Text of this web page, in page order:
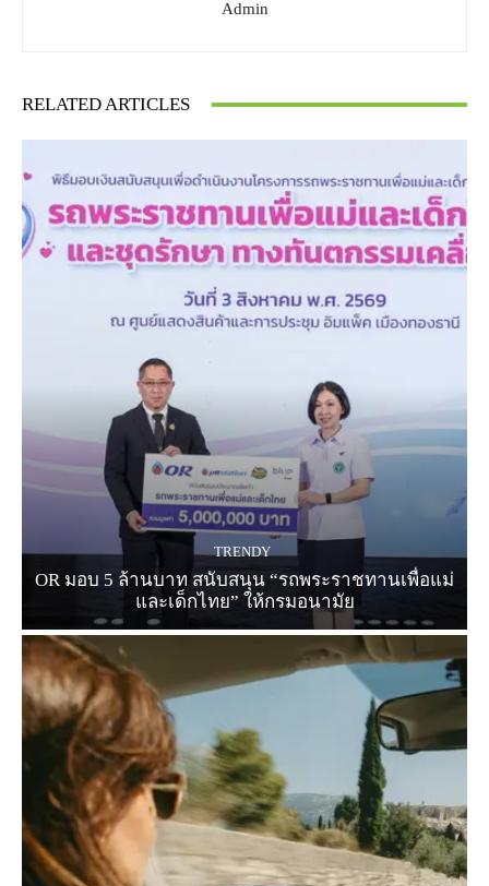
Admin
RELATED ARTICLES
TRENDY
OR มอบ 5 ล้านบาท สนับสนุน “รถพระราชทานเพื่อแม่
และเด็กไทย” ให้กรมอนามัย